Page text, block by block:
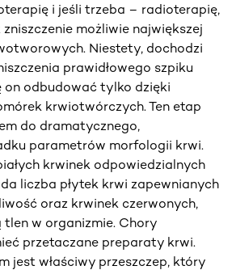
i jeśli trzeba – radioterapię,
możliwie największej
Niestety, dochodzi
prawidłowego szpiku
on odbudować tylko dzięki
krwiotwórczych. Ten etap
do dramatycznego,
parametrów morfologii krwi.
krwinek odpowiedzialnych
liczba płytek krwi zapewnianych
oraz krwinek czerwonych,
w organizmie. Chory
przetaczane preparaty krwi.
jest właściwy przeszczep, który